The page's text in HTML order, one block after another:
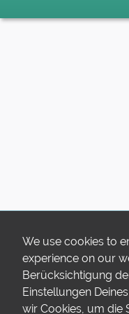
We use cookies to
experience on our
Berücksichtigung
Einstellungen
wir Cookies, um die